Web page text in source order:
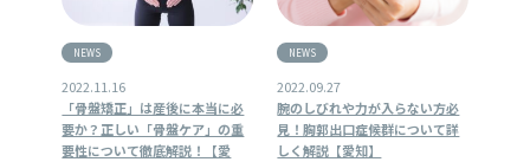
」は産後に本当に必
い「骨盤ケア」の重
て徹底解説！【愛
腕のしびれや力が入らない方必
見！胸郭出口症候群について詳
しく解説【愛知】
スペシャリストを目指す
めのオンラインキャンパ